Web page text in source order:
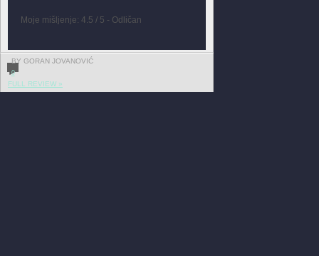
Moje mišljenje: 4.5 / 5 - Odličan
BY GORAN JOVANOVIĆ
0
FULL REVIEW »